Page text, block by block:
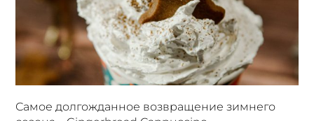
Самое долгожданное возвращение зимнего